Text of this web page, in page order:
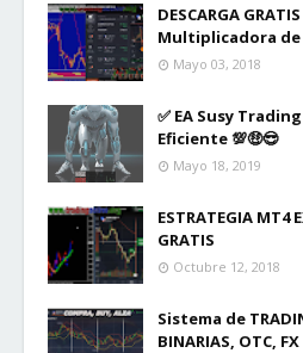
DESCARGA
Multiplicadora de
Mayo 03, 2018
✅ EA Susy
Eficiente 💯🤑😎
Mayo 18, 2019
ESTRATEGIA MT4
GRATIS
Octubre 12, 2018
Sistema de
BINARIAS, OTC, FX